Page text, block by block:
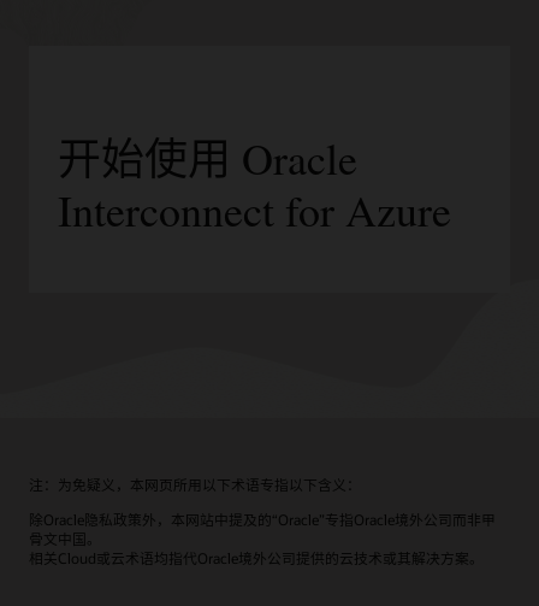
开始使用 Oracle
Interconnect for Azure
注：为免疑义，本网页所用以下术语专指以下含义：
除Oracle隐私政策外，本网站中提及的“Oracle”专指Oracle境外公司而非甲
骨文中国。
相关Cloud或云术语均指代Oracle境外公司提供的云技术或其解决方案。